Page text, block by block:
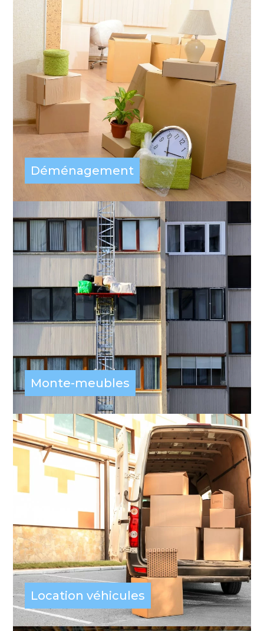
Déménagement
Monte-meubles
Location véhicules